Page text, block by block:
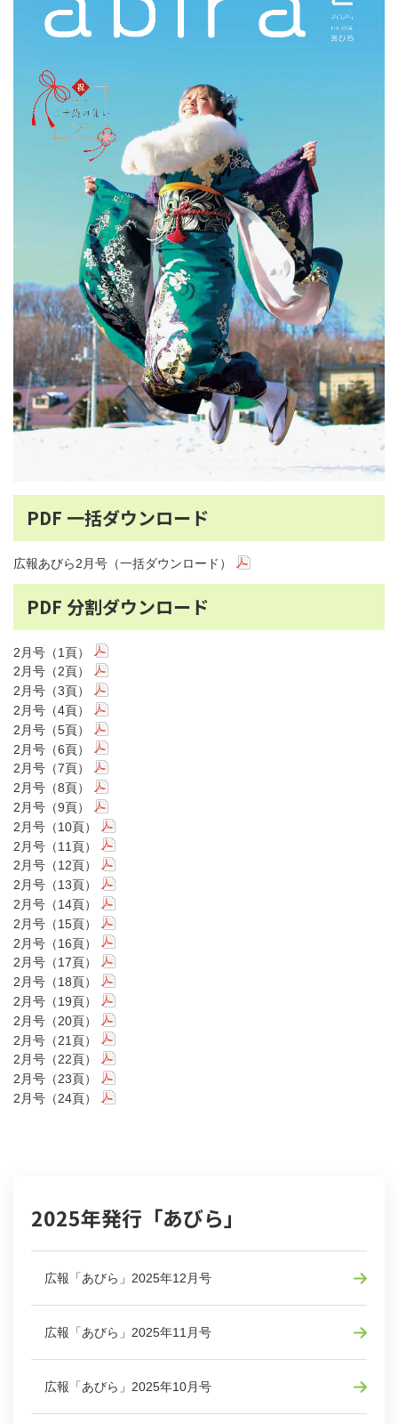
PDF 一括ダウンロード
広報あびら2月号（一括ダウンロード）
PDF 分割ダウンロード
2月号（1頁）
2月号（2頁）
2月号（3頁）
2月号（4頁）
2月号（5頁）
2月号（6頁）
2月号（7頁）
2月号（8頁）
2月号（9頁）
2月号（10頁）
2月号（11頁）
2月号（12頁）
2月号（13頁）
2月号（14頁）
2月号（15頁）
2月号（16頁）
2月号（17頁）
2月号（18頁）
2月号（19頁）
2月号（20頁）
2月号（21頁）
2月号（22頁）
2月号（23頁）
2月号（24頁）
2025年発行「あびら」
広報「あびら」2025年12月号
広報「あびら」2025年11月号
広報「あびら」2025年10月号